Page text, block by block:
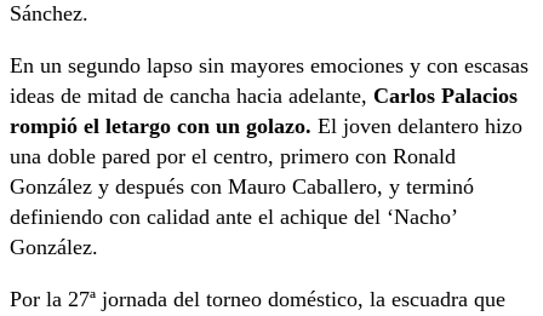
Sánchez.
En un segundo lapso sin mayores emociones y con escasas
ideas de mitad de cancha hacia adelante, Carlos Palacios
rompió el letargo con un golazo. El joven delantero hizo
una doble pared por el centro, primero con Ronald
González y después con Mauro Caballero, y terminó
definiendo con calidad ante el achique del ‘Nacho’
González.
Por la 27ª jornada del torneo doméstico, la escuadra que